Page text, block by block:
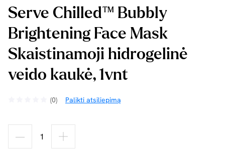
Serve Chilled™ Bubbly
Brightening Face Mask
Skaistinamoji hidrogelinė
veido kaukė, 1vnt
(0) Palikti atsiliepimą